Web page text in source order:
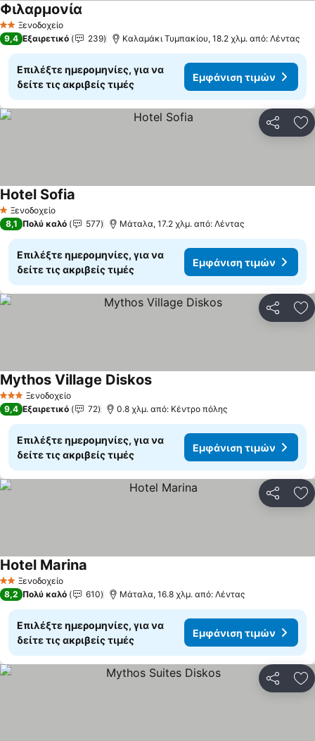
2 ΑστέριαΞενοδοχείο
Φιλαρμονία
9,4 Εξαιρετικό 239 Καλαμάκι Τυμπακίου, 18.2 χλμ. από: Λέντας
Επιλέξτε ημερομηνίες, για να
δείτε τις ακριβείς τιμές
Εμφάνιση τιμών
1 Αστέρια
Ξενοδοχείο
Hotel Sofia
8,1 Πολύ καλό 577 Μάταλα, 17.2 χλμ. από: Λέντας
Επιλέξτε ημερομηνίες, για να
δείτε τις ακριβείς τιμές
Εμφάνιση τιμών
3 ΑστέριαΞενοδοχείο
Mythos Village DiskosΕμφάνιση τιμών
9,4 Εξαιρετικό 72 0.8 χλμ. από: Κέντρο πόλης
Επιλέξτε ημερομηνίες, για να
δείτε τις ακριβείς τιμές
Εμφάνιση τιμών
2 ΑστέριαΞενοδοχείο
Hotel Marina
8,2 Πολύ καλό 610 Μάταλα, 16.8 χλμ. από: Λέντας
Επιλέξτε ημερομηνίες, για να
δείτε τις ακριβείς τιμές
Εμφάνιση τιμών